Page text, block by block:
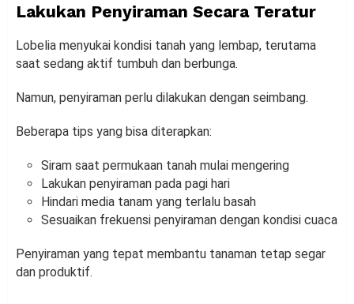
Lakukan Penyiraman Secara Teratur
Lobelia menyukai kondisi tanah yang lembap, terutama
saat sedang aktif tumbuh dan berbunga.
Namun, penyiraman perlu dilakukan dengan seimbang.
Beberapa tips yang bisa diterapkan:
Siram saat permukaan tanah mulai mengering
Lakukan penyiraman pada pagi hari
Hindari media tanam yang terlalu basah
Sesuaikan frekuensi penyiraman dengan kondisi cuaca
Penyiraman yang tepat membantu tanaman tetap segar
dan produktif.